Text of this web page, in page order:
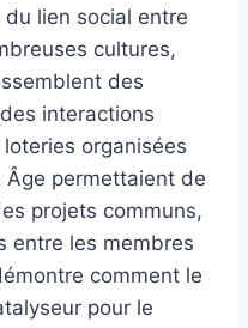
lien social entre
cultures,
des
interactions
organisées
Âge permettaient de
projets communs,
entre les membres
comment le
pour le